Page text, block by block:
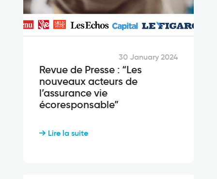
30 January 2024
Revue de Presse : “Les
nouveaux acteurs de
l’assurance vie
écoresponsable”
Lire la suite